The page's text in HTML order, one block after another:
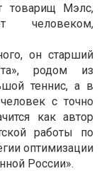
товарищ Мэлс,
человеком,
он старший
родом из
теннис, а в
с точно
как автор
работы по
оптимизации
России».